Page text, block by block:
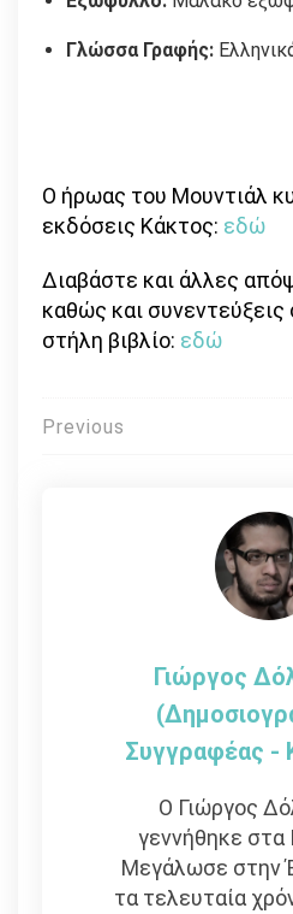
Γλώσσα Γραφής:
Ο ήρωας του Μουντιάλ
εκδόσεις Κάκτος: εδώ
Διαβάστε και άλλες
καθώς και
στήλη βιβλίο: εδώ
Πλοήγηση
Previous
Γιώργος
Συγγραφέας -
Ο Γιώργος
γεννήθηκε στα
Μεγάλωσε στην
τα τελευταία